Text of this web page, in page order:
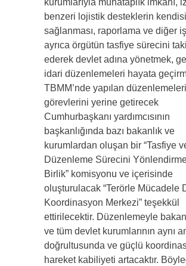
kurumlarıyla muhataplık imkanı,
benzeri lojistik desteklerin
sağlanması, raporlama ve diğer
ayrıca örgütün tasfiye sürecini
ederek devlet adına yönetmek,
idari düzenlemeleri hayata
TBMM’nde yapılan
görevlerini yerine getirecek
Cumhurbaşkanı yardımcısının
başkanlığında bazı bakanlık ve
kurumlardan oluşan bir “Tasfiye
Düzenleme Sürecini
Birlik” komisyonu ve içerisinde
oluşturulacak “Terörle Mücadele
Koordinasyon Merkezi” teşekkül
ettirilecektir. Düzenlemeyle
ve tüm devlet kurumlarının aynı
doğrultusunda ve güçlü
hareket kabiliyeti artacaktır.